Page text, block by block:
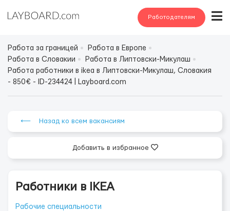
Работодателям
Работа за границей
Работа в Европе
Работа в Словакии
Работа в Липтовски-Микулаш
Работа работники в ikea в Липтовски-Микулаш, Словакия
- 850€ - ID-234424 | Layboard.com
⟵ Назад ко всем вакансиям
Добавить в избранное
Работники в IKEA
Рабочие специальности